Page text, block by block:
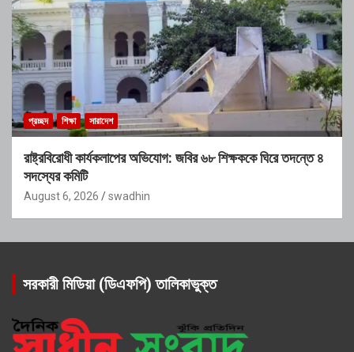
প্রচ্ছদ শিক্ষা সারাদেশ
রাষ্ট্রবিরোধী কার্যকলাপের অভিযোগ: জবির ৬৮ শিক্ষককে ঘিরে তদন্তে ৪
সদস্যের কমিটি
August 6, 2026 swadhin
সরকারী মিডিয়া (ডিএফপি) তালিকাভুক্ত